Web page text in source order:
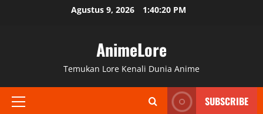
Agustus 9, 2026 1:40:21 PM
AnimeLore
Temukan Lore Kenali Dunia Anime
Primary
SUBSCRIBE